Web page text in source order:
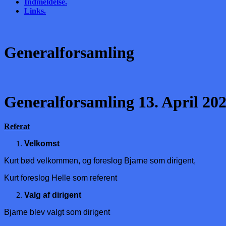
Links.
Generalforsamling
Generalforsamling 13. April
Referat
Velkomst
Kurt bød velkommen, og foreslog Bjarne som dirigent,
Kurt foreslog Helle som referent
Valg af dirigent
Bjarne blev valgt som dirigent